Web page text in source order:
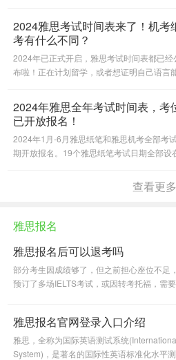
2024雅思考试时间表来了！机考
考有什么不同？
2024年已正式开启，雅思考试时间表都已经
布啦！正在计划留学，或者想证明自己语言
2024年雅思全年考试时间表，考
已开放报名！
2024年1月-6月雅思纸笔和雅思机考全部考
期开放报名。19个雅思纸笔考试日期全部设
查看更多
雅思报名
雅思报名后可以退考吗
部分考生因成绩够了，但之前担心座位不足
预订了多场IELTS考试，或因转考托福，需
雅思报名官网登录入口介绍
雅思，全称为国际英语测试系统
System)，是著名的国际性英语标准化水平